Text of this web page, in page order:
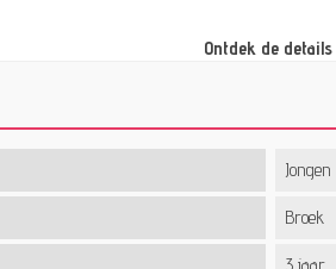
Ontdek de
Jongen
Broek